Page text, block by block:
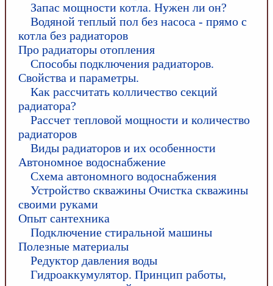
Запас мощности котла. Нужен ли он?
Водяной теплый пол без насоса - прямо с
котла без радиаторов
Про радиаторы отопления
Способы подключения радиаторов.
Свойства и параметры.
Как рассчитать колличество секций
радиатора?
Рассчет тепловой мощности и количество
радиаторов
Виды радиаторов и их особенности
Автономное водоснабжение
Схема автономного водоснабжения
Устройство скважины Очистка скважины
своими руками
Опыт сантехника
Подключение стиральной машины
Полезные материалы
Редуктор давления воды
Гидроаккумулятор. Принцип работы,